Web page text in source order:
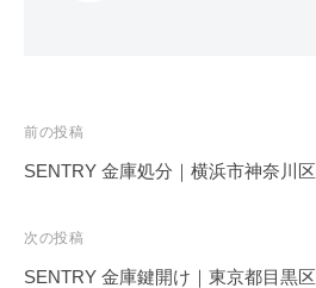
投
稿
ビ
ゲ
前の投稿
SENTRY 金庫処分｜横浜市神奈川区
次の投稿
SENTRY 金庫鍵開け｜東京都目黒区